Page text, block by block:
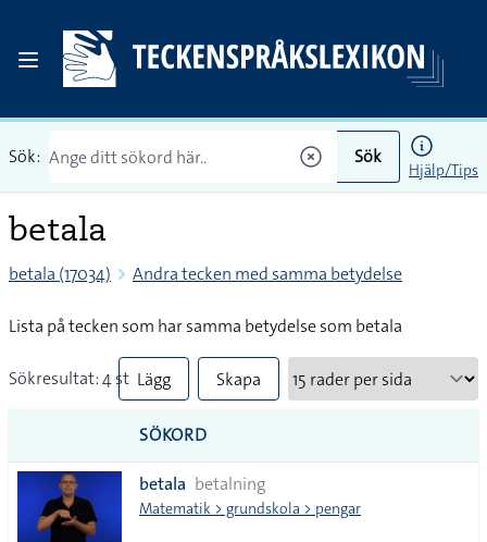
Sök: Sök
Hjälp/Tips
betala
betala (17034) Andra tecken med samma betydelse
Lista på tecken som har samma betydelse som betala
Sökresultat: 4 st Lägg
till
alla i
lista
Skapa
SÖKORD
betala betalning
Matematik > grundskola > pengar